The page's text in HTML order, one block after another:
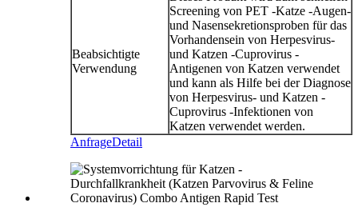
Beabsichtigte
Verwendung
Screening von PET -Katze -Augen-
und Nasensekretionsproben für das
Vorhandensein von Herpesvirus-
und Katzen -Cuprovirus -
Antigenen von Katzen verwendet
und kann als Hilfe bei der Diagnose
von Herpesvirus- und Katzen -
Cuprovirus -Infektionen von
Katzen verwendet werden.
AnfrageDetail